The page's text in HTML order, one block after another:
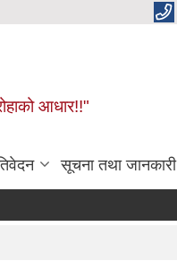
आधार!!"
सूचना तथा जानकारी